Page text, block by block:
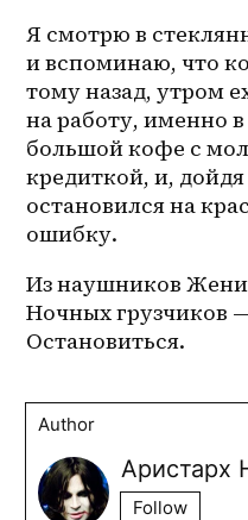
Я смотрю в
и вспоминаю, что
тому назад, утром
на работу, именно
большой кофе с
кредиткой, и, дойдя
остановился на
ошибку.
Из наушников
Ночных грузчиков
Остановиться.
Author
Аристарх
Follow